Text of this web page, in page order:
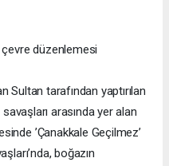
düzenlemesi
Sultan tarafından yaptırılan
arasında yer alan
’Çanakkale Geçilmez’
boğazın